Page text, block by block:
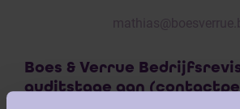
Boes & Verrue
auditstage aan